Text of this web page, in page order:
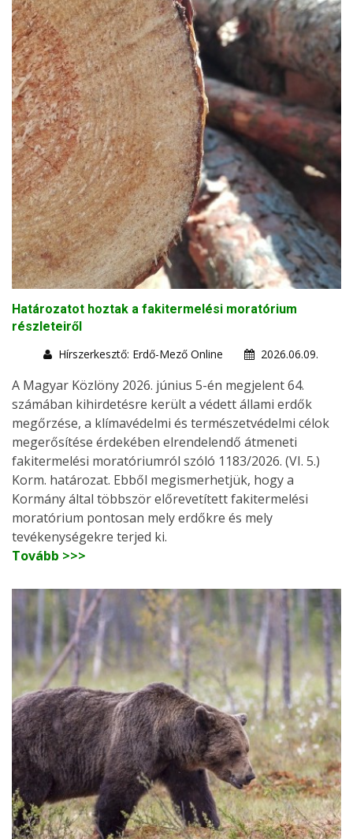
Határozatot hoztak a fakitermelési moratórium
részleteiről
Hírszerkesztő: Erdő-Mező Online
2026.06.09.
A Magyar Közlöny 2026. június 5-én megjelent 64.
számában kihirdetésre került a védett állami erdők
megőrzése, a klímavédelmi és természetvédelmi célok
megerősítése érdekében elrendelendő átmeneti
fakitermelési moratóriumról szóló 1183/2026. (VI. 5.)
Korm. határozat. Ebből megismerhetjük, hogy a
Kormány által többször előrevetített fakitermelési
moratórium pontosan mely erdőkre és mely
tevékenységekre terjed ki.
Tovább >>>